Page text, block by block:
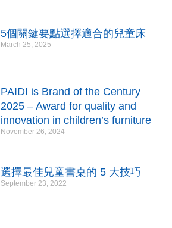
5個關鍵要點選擇適合的兒童床
March 25, 2025
PAIDI is Brand of the Century
2025 – Award for quality and
innovation in children’s furniture
November 26, 2024
選擇最佳兒童書桌的 5 大技巧
September 23, 2022